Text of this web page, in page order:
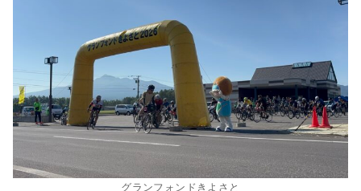
グランフォンドきよさと